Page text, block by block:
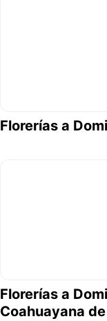
Florerías a
Florerías a
Coahuayana